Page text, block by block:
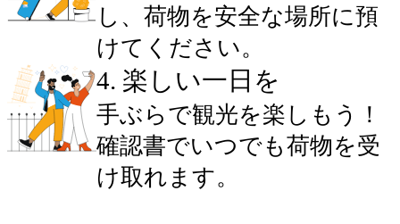
し、荷物を安全な場所に預
けてください。
4. 楽しい一日を
手ぶらで観光を楽しもう！
確認書でいつでも荷物を受
け取れます。